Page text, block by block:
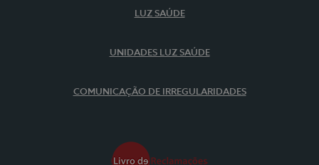
LUZ SAÚDE
UNIDADES LUZ SAÚDE
COMUNICAÇÃO DE IRREGULARIDADES